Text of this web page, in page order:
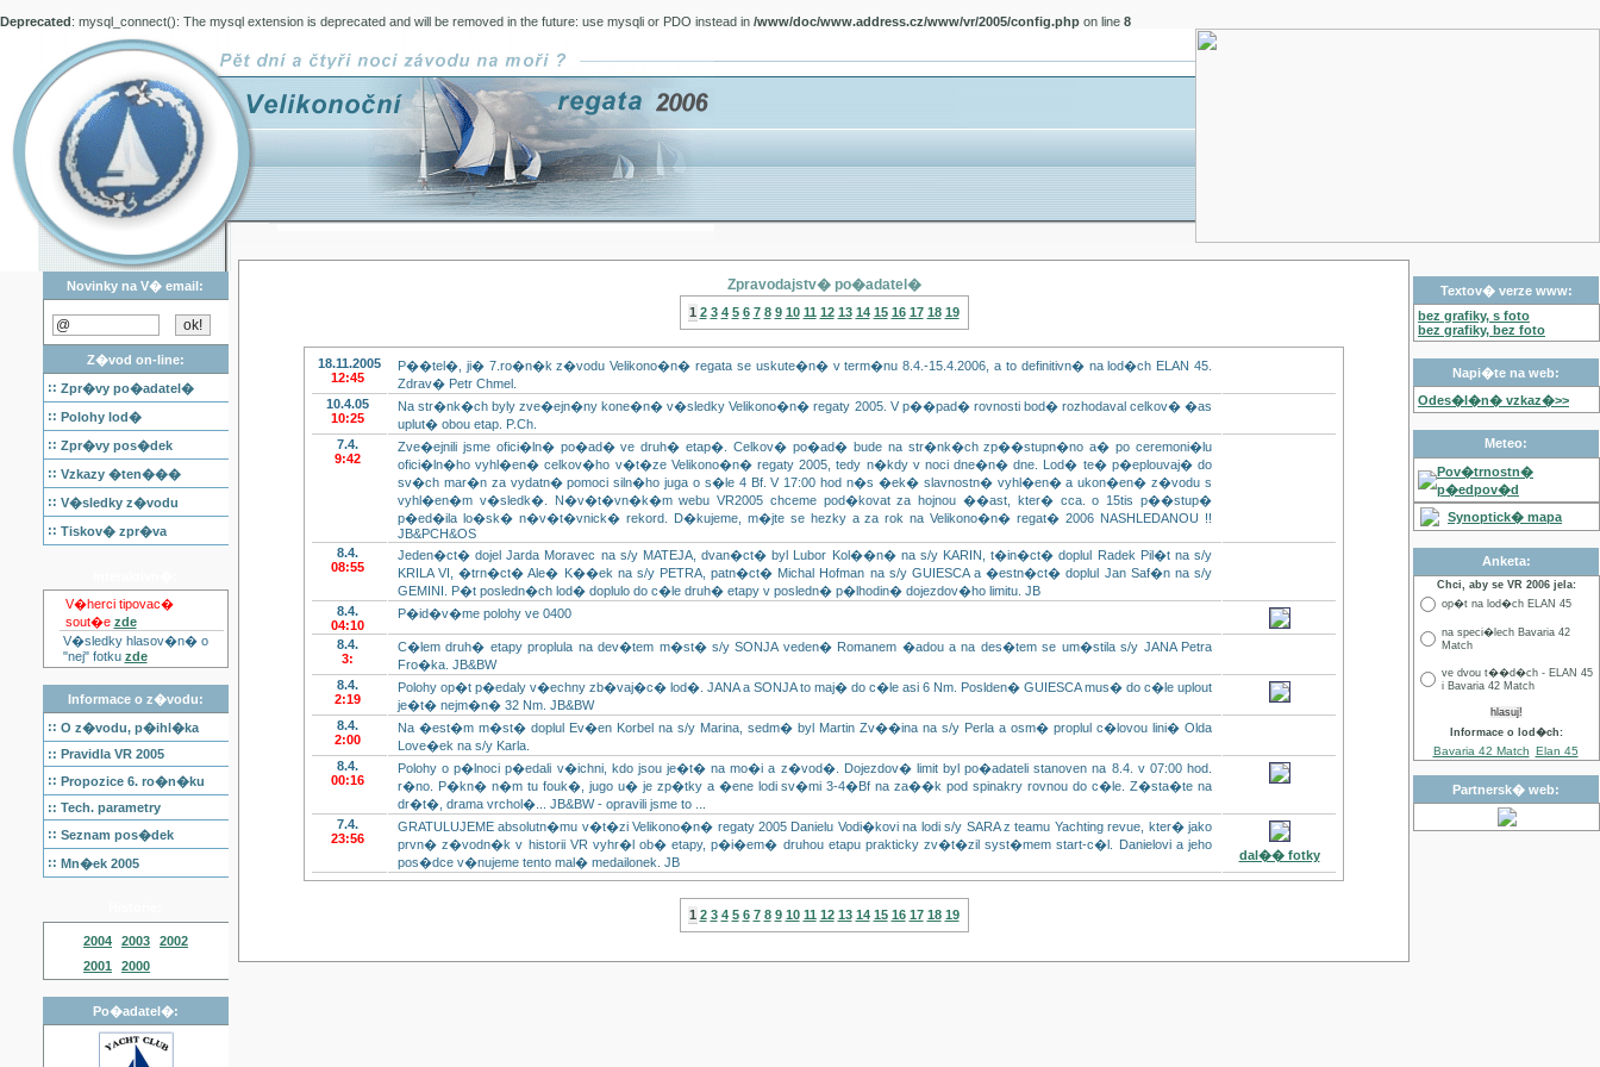
Deprecated: mysql_connect(): The mysql extension is deprecated and will be removed in the future: use mysqli or PDO instead in /www/doc/www.address.cz/www/vr/2005/config.php on line 8
Novinky na V� email:
Z�vod on-line:
:: Zpr�vy po�adatel�
:: Polohy lod�
:: Zpr�vy pos�dek
:: Vzkazy �ten���
:: V�sledky z�vodu
:: Tiskov� zpr�va
V�herci tipovac�
sout�e zde
V�sledky hlasov�n� o
"nej" fotku zde
Informace o z�vodu:
:: O z�vodu, p�ihl�ka
:: Pravidla VR 2005
:: Propozice 6. ro�n�ku
:: Tech. parametry
:: Seznam pos�dek
:: Mn�ek 2005
2004 2003
2002
2001
2000
Po�adatel�:
Zpravodajstv� po�adatel�
1 2 3 4 5 6 7 8 9 10 11 12 13 14 15 16 17 18 19
18.11.2005
12:45
P��tel�, ji� 7.ro�n�k z�vodu Velikono�n� regata se uskute�n� v term�nu 8.4.-15.4.2006, a to definitivn� na lod�ch ELAN 45.
Zdrav� Petr Chmel.
10.4.05
10:25
Na str�nk�ch byly zve�ejn�ny kone�n� v�sledky Velikono�n� regaty 2005. V p��pad� rovnosti bod� rozhodaval celkov� �as
uplut� obou etap. P.Ch.
7.4.
9:42
Zve�ejnili jsme ofici�ln� po�ad� ve druh� etap�. Celkov� po�ad� bude na str�nk�ch zp��stupn�no a� po ceremoni�lu
ofici�ln�ho vyhl�en� celkov�ho v�t�ze Velikono�n� regaty 2005, tedy n�kdy v noci dne�n� dne. Lod� te� p�eplouvaj� do
sv�ch mar�n za vydatn� pomoci siln�ho juga o s�le 4 Bf. V 17:00 hod n�s �ek� slavnostn� vyhl�en� a ukon�en� z�vodu s
vyhl�en�m v�sledk�. N�v�t�vn�k�m webu VR2005 chceme pod�kovat za hojnou ��ast, kter� cca. o 15tis p��stup�
p�ed�ila lo�sk� n�v�t�vnick� rekord. D�kujeme, m�jte se hezky a za rok na Velikono�n� regat� 2006 NASHLEDANOU !!
JB&PCH&OS
8.4.
08:55
Jeden�ct� dojel Jarda Moravec na s/y MATEJA, dvan�ct� byl Lubor Kol��n� na s/y KARIN, t�in�ct� doplul Radek Pil�t na s/y
KRILA VI, �trn�ct� Ale� K��ek na s/y PETRA, patn�ct� Michal Hofman na s/y GUIESCA a �estn�ct� doplul Jan Saf�n na s/y
GEMINI. P�t posledn�ch lod� doplulo do c�le druh� etapy v posledn� p�lhodin� dojezdov�ho limitu. JB
8.4.
04:10
P�id�v�me polohy ve 0400
8.4.
3:
C�lem druh� etapy proplula na dev�tem m�st� s/y SONJA veden� Romanem �adou a na des�tem se um�stila s/y JANA Petra
Fro�ka. JB&BW
8.4.
2:19
Polohy op�t p�edaly v�echny zb�vaj�c� lod�. JANA a SONJA to maj� do c�le asi 6 Nm. Poslden� GUIESCA mus� do c�le uplout
je�t� nejm�n� 32 Nm. JB&BW
8.4.
2:00
Na �est�m m�st� doplul Ev�en Korbel na s/y Marina, sedm� byl Martin Zv��ina na s/y Perla a osm� proplul c�lovou lini� Olda
Love�ek na s/y Karla.
8.4.
00:16
Polohy o p�lnoci p�edali v�ichni, kdo jsou je�t� na mo�i a z�vod�. Dojezdov� limit byl po�adateli stanoven na 8.4. v 07:00 hod.
r�no. P�kn� n�m tu fouk�, jugo u� je zp�tky a �ene lodi sv�mi 3-4�Bf na za��k pod spinakry rovnou do c�le. Z�sta�te na
dr�t�, drama vrchol�... JB&BW - opravili jsme to ...
7.4.
23:56
GRATULUJEME absolutn�mu v�t�zi Velikono�n� regaty 2005 Danielu Vodi�kovi na lodi s/y SARA z teamu Yachting revue, kter� jako
prvn� z�vodn�k v historii VR vyhr�l ob� etapy, p�i�em� druhou etapu prakticky zv�t�zil syst�mem start-c�l. Danielovi a jeho
pos�dce v�nujeme tento mal� medailonek. JB
dal�� fotky
1 2 3 4 5 6 7 8 9 10 11 12 13 14 15 16 17 18 19
Textov� verze www:
bez grafiky, s foto
bez grafiky, bez foto
Napi�te na web:
Odes�l�n� vzkaz�>>
Meteo:
Pov�trnostn�
p�edpov�d
Synoptick� mapa
Anketa:
Chci, aby se VR 2006 jela:
op�t na lod�ch ELAN 45
na speci�lech Bavaria 42
Match
ve dvou t��d�ch - ELAN 45
i Bavaria 42 Match
Informace o lod�ch:
Bavaria 42 Match Elan 45
Partnersk� web: